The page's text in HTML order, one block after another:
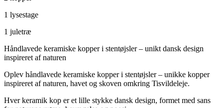
1 lysestage
1 juletræ
Håndlavede keramiske kopper i stentøjsler – unikt dansk design
inspireret af naturen
Oplev håndlavede keramiske kopper i stentøjsler – unikke kopper
inspireret af naturen, havet og skoven omkring Tisvildeleje.
Hver keramik kop er et lille stykke dansk design, formet med sans